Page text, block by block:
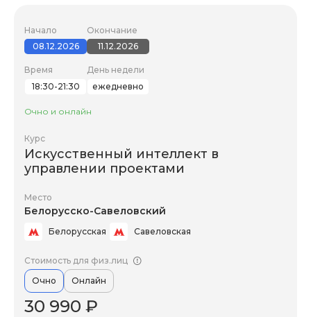
Начало
08.12.2026
Окончание
11.12.2026
Время
18:30-21:30
День недели
ежедневно
Очно и онлайн
Курс
Искусственный интеллект в
управлении проектами
Место
Белорусско-Савеловский
Белорусская Савеловская
Стоимость для физ.лиц
Очно
Онлайн
30 990 ₽